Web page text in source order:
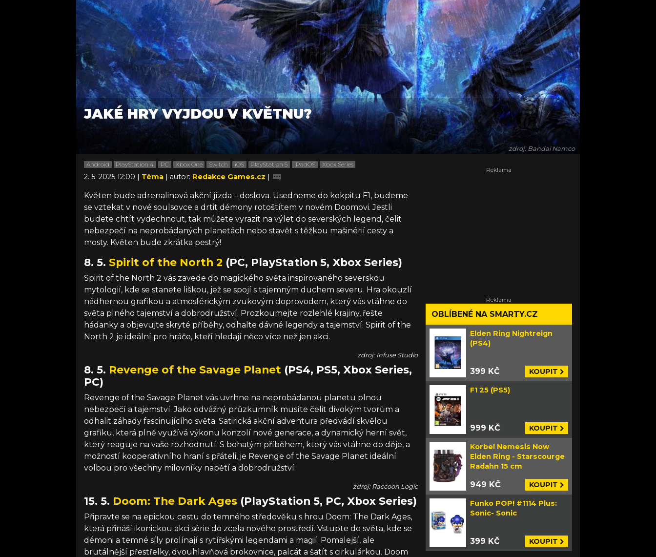
zdroj: Bandai Namco
JAKÉ HRY VYJDOU V KVĚTNU?
Android PlayStation 4 PC Xbox One Switch iOS PlayStation 5 iPadOS Xbox Series
2. 5. 2025 12:00 | Téma | autor: Redakce Games.cz |
Květen bude adrenalinová akční jízda – doslova. Usedneme do kokpitu F1, budeme
se vztekat v nové soulsovce a drtit démony rotoštítem v novém Doomovi. Jestli
budete chtít vydechnout, tak můžete vyrazit na výlet do severských legend, čelit
nebezpečí na neprobádaných planetách nebo stavět s těžkou mašinérií cesty a
mosty. Květen bude zkrátka pestrý!
8. 5. Spirit of the North 2 (PC, PlayStation 5, Xbox Series)
Spirit of the North 2 vás zavede do magického světa inspirovaného severskou
mytologií, kde se stanete liškou, jež se spojí s tajemným duchem severu. Hra okouzlí
nádhernou grafikou a atmosférickým zvukovým doprovodem, který vás vtáhne do
světa plného tajemství a dobrodružství. Prozkoumejte rozlehlé krajiny, řešte
hádanky a objevujte skryté příběhy, odhalte dávné legendy a tajemství. Spirit of the
North 2 je ideální pro hráče, kteří hledají něco více než jen akci.
zdroj: Infuse Studio
8. 5. Revenge of the Savage Planet (PS4, PS5, Xbox Series,
PC)
Revenge of the Savage Planet vás uvrhne na neprobádanou planetu plnou
nebezpečí a tajemství. Jako odvážný průzkumník musíte čelit divokým tvorům a
odhalit záhady fascinujícího světa. Satirická akční adventura předvádí skvělou
grafiku, která plně využívá výkonu konzolí nové generace, a dynamický herní svět,
který reaguje na vaše rozhodnutí. S bohatým příběhem, který vás vtáhne do děje, a
možností kooperativního hraní s přáteli, je Revenge of the Savage Planet ideální
volbou pro všechny milovníky napětí a dobrodružství.
zdroj: Raccoon Logic
15. 5. Doom: The Dark Ages (PlayStation 5, PC, Xbox Series)
Připravte se na epickou cestu do temného středověku s hrou Doom: The Dark Ages,
která přináší ikonickou akci série do zcela nového prostředí. Vstupte do světa, kde se
démoni a temné síly prolínají s rytířskými legendami a magií. Pomalejší, ale
brutálnější přestřelky, dvouhlavňová brokovnice, palcát a šatít s cirkulárkou. Doom
OBLÍBENÉ NA SMARTY.CZ
Elden Ring Nightreign
(PS4)
399 KČ KOUPIT
F1 25 (PS5)
999 KČ KOUPIT
Korbel Nemesis Now
Elden Ring - Starscourge
Radahn 15 cm
949 KČ KOUPIT
Funko POP! #1114 Plus:
Sonic- Sonic
399 KČ KOUPIT